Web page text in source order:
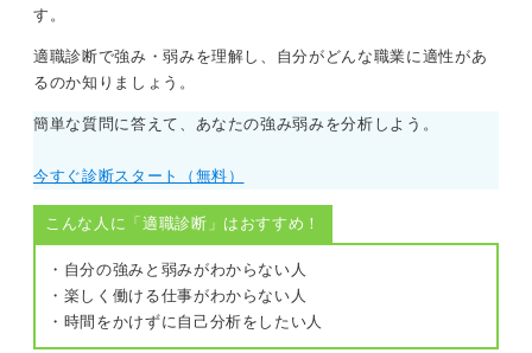
されるリスクもあります。
り、大学院での経験を評価する企業も増えています。
0
す。
適職診断で強み・弱みを理解し、自分がどんな職業に適性があ
るのか知りましょう。
簡単な質問に答えて、あなたの強み弱みを分析しよう。
今すぐ診断スタート（無料）
こんな人に「適職診断」はおすすめ！
・自分の強みと弱みがわからない人
・楽しく働ける仕事がわからない人
・時間をかけずに自己分析をしたい人